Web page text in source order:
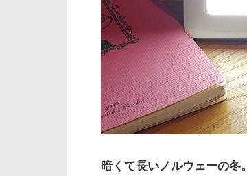
暗くて長いノルウェーの冬。